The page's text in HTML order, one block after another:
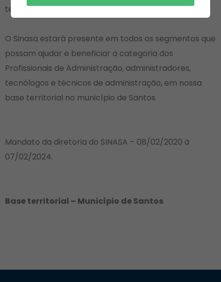
territorial municipal em Santos.
O Sinasa estará presente em todos os segmentos que
possam ajudar e beneficiar a categoria dos
Profissionais de Administração, administradores,
tecnólogos e técnicos de administração, em nossa
base territorial no município de Santos.
Mandato da diretoria do SINASA – 08/02/2020 à
07/02/2024.
Base territorial – Município de Santos